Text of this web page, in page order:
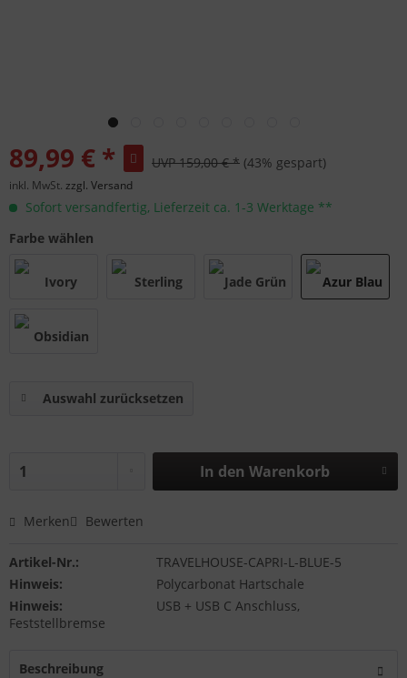
89,99 € * UVP 159,00 € * (43% gespart)
inkl. MwSt. zzgl. Versand
Sofort versandfertig, Lieferzeit ca. 1-3 Werktage **
Farbe wählen
Auswahl zurücksetzen
In den Warenkorb
Merken Bewerten
Artikel-Nr.:
TRAVELHOUSE-CAPRI-L-BLUE-5
Hinweis:
Polycarbonat Hartschale
Hinweis:
USB + USB C Anschluss,
Feststellbremse
Beschreibung